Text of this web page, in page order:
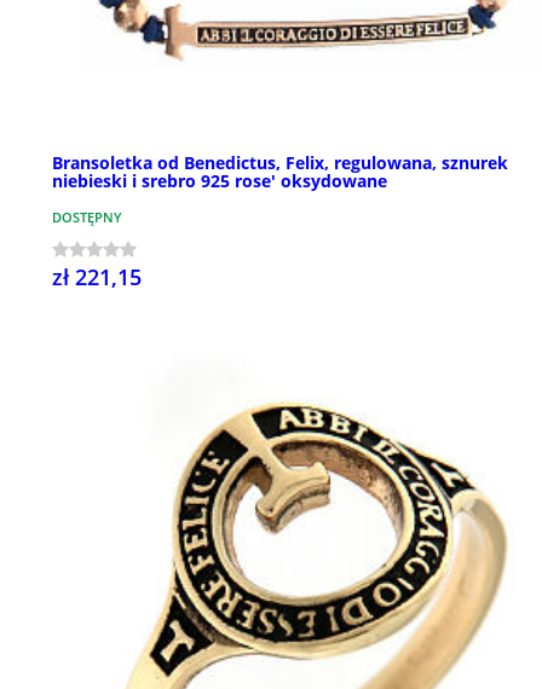
Bransoletka od Benedictus, Felix, regulowana, sznurek
niebieski i srebro 925 rose' oksydowane
DOSTĘPNY
zł 221,15